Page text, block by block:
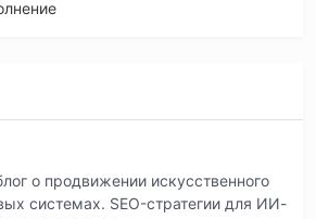
о продвижении искусственного
системах. SEO-стратегии для ИИ-